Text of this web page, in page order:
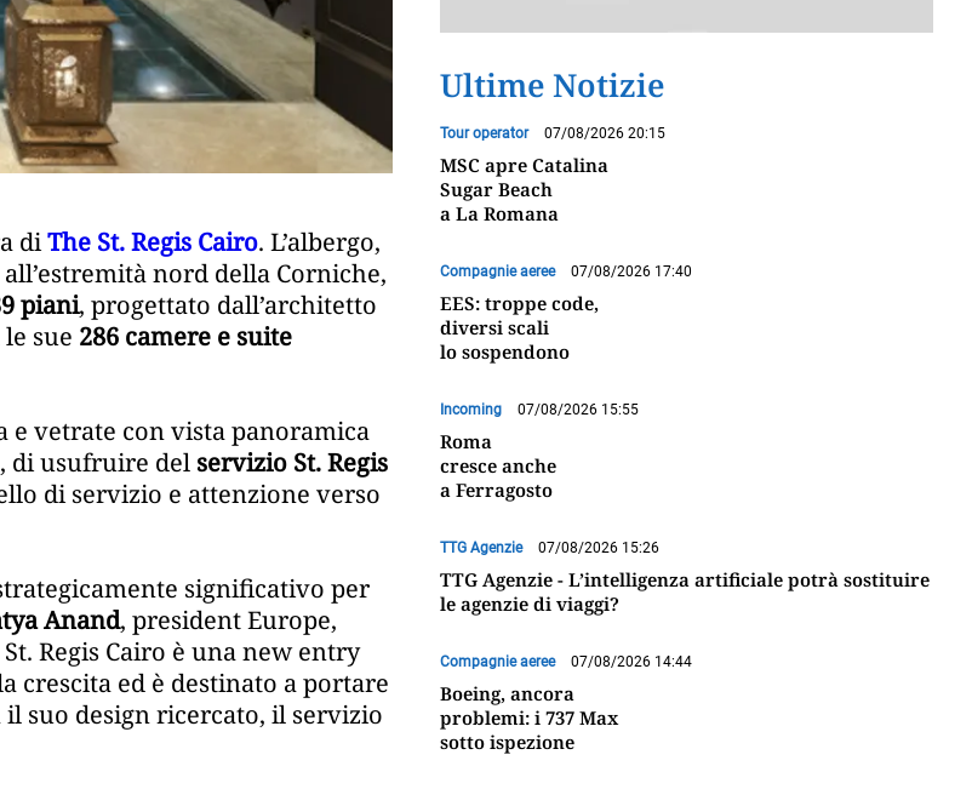
diThe St. Regis Cairo. L’albergo,
nord della Corniche,
piani, progettato dall’architetto
sue 286 camere e suite
e vetrate con vista panoramica
di usufruire del servizio St. Regis
di servizio e attenzione verso
significativo per
Anand, president Europe,
Regis Cairo è una new entry
ed è destinato a portare
suo design ricercato, il servizio
Ultime Notizie
Tour operator 07/08/2026 20:15
MSC apre Catalina
Sugar Beach
a La Romana
Compagnie aeree 07/08/2026 17:40
EES: troppe code,
diversi scali
lo sospendono
Incoming 07/08/2026 15:55
Roma
cresce anche
a Ferragosto
TTG Agenzie 07/08/2026 15:26
TTG Agenzie - L’intelligenza artificiale potrà sostituire
le agenzie di viaggi?
Compagnie aeree 07/08/2026 14:44
Boeing, ancora
problemi: i 737 Max
sotto ispezione